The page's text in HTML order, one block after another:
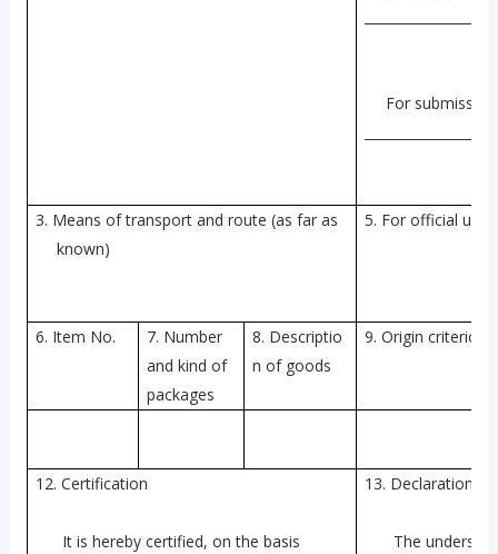
For
3. Means of transport and route (as far as
known)
5. For official use
6. Item No.
7. Number
and kind of
packages
8. Descriptio
n of goods
9. Origin criterion
12. Certification
It is hereby certified, on the basis
13. Declaration
The